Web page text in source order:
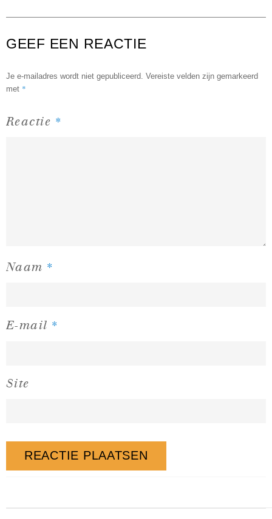
GEEF EEN REACTIE
Je e-mailadres wordt niet gepubliceerd. Vereiste velden zijn gemarkeerd
met *
Reactie *
Naam *
E-mail *
Site